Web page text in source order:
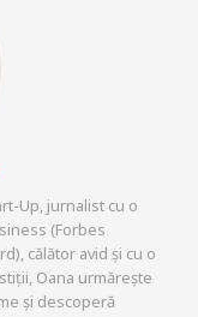
Up, jurnalist cu o
(Forbes
călător avid și cu o
Oana urmărește
și descoperă